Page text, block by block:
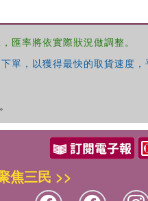
匯率將依實際狀況做調整。
，以獲得最快的取貨速度，
焦三民 >>